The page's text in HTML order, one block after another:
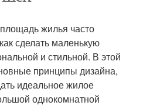
жилья часто
сделать маленькую
и стильной. В этой
принципы дизайна,
идеальное жилое
однокомнатной